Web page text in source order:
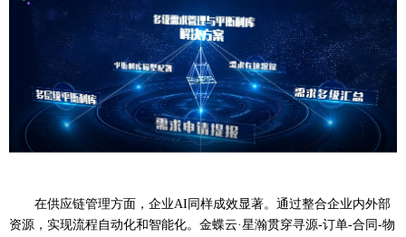
在供应链管理方面，企业AI同样成效显著。通过整合企业内外部
资源，实现流程自动化和智能化。金蝶云·星瀚贯穿寻源-订单-合同 -物